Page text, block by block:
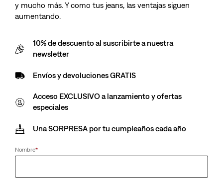
y mucho más. Y como tus jeans, las ventajas siguen
aumentando.
10% de descuento al suscribirte a nuestra
newsletter
Envíos y devoluciones GRATIS
Acceso EXCLUSIVO a lanzamiento y ofertas
especiales
Una SORPRESA por tu cumpleaños cada año
Nombre*